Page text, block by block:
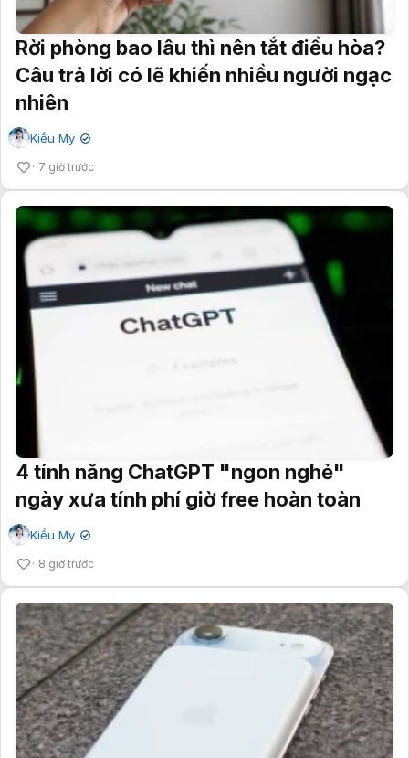
Rời phòng bao lâu thì nên tắt điều hòa?
Câu trả lời có lẽ khiến nhiều người ngạc
nhiên
Kiều My ✔
7 giờ trước
4 tính năng ChatGPT "ngon nghẻ"
ngày xưa tính phí giờ free hoàn toàn
Kiều My ✔
8 giờ trước